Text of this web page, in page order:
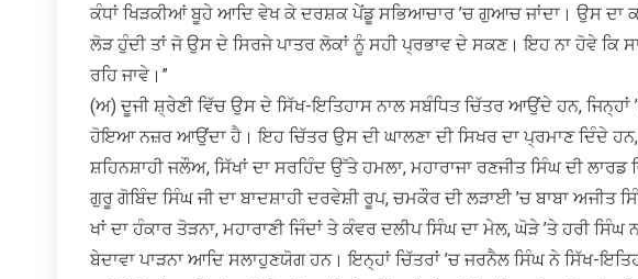
ਕੰਧਾਂ ਖਿੜਕੀਆਂ ਬੂਹੇ ਆਦਿ ਵੇਖ ਕੇ ਦਰਸ਼ਕ ਪੇਂਡੂ ਸਭਿਆਚਾਰ ’ਚ ਗੁਆਚ ਜਾਂਦਾ। ਉਸ ਦਾ
ਲੋੜ ਹੁੰਦੀ ਤਾਂ ਜੋ ਉਸ ਦੇ ਸਿਰਜੇ ਪਾਤਰ ਲੋਕਾਂ ਨੂੰ ਸਹੀ ਪ੍ਰਭਾਵ ਦੇ ਸਕਣ। ਇਹ ਨਾ ਹੋਵੇ ਕਿ
ਰਹਿ ਜਾਵੇ।”
(ਅ) ਦੂਜੀ ਸ਼੍ਰੇਣੀ ਵਿੱਚ ਉਸ ਦੇ ਸਿੱਖ-ਇਤਿਹਾਸ ਨਾਲ ਸਬੰਧਿਤ ਚਿੱਤਰ ਆਉਂਦੇ ਹਨ, ਜਿਨ੍ਹਾਂ
ਹੋਇਆ ਨਜ਼ਰ ਆਉਂਦਾ ਹੈ। ਇਹ ਚਿੱਤਰ ਉਸ ਦੀ ਘਾਲਣਾ ਦੀ ਸਿਖਰ ਦਾ ਪ੍ਰਮਾਣ ਦਿੰਦੇ ਹਨ,
ਸ਼ਹਿਨਸ਼ਾਹੀ ਜਲੌਅ, ਸਿੱਖਾਂ ਦਾ ਸਰਹਿੰਦ ਉੱਤੇ ਹਮਲਾ, ਮਹਾਰਾਜਾ ਰਣਜੀਤ ਸਿੰਘ ਦੀ ਲਾਰਡ
ਗੁਰੂ ਗੋਬਿੰਦ ਸਿੰਘ ਜੀ ਦਾ ਬਾਦਸ਼ਾਹੀ ਦਰਵੇਸ਼ੀ ਰੂਪ, ਚਮਕੌਰ ਦੀ ਲੜਾਈ ’ਚ ਬਾਬਾ ਅਜੀਤ
ਖਾਂ ਦਾ ਹੰਕਾਰ ਤੋੜਨਾ, ਮਹਾਰਾਣੀ ਜਿੰਦਾਂ ਤੇ ਕੰਵਰ ਦਲੀਪ ਸਿੰਘ ਦਾ ਮੇਲ, ਘੋੜੇ ’ਤੇ ਹਰੀ
ਬੇਦਾਵਾ ਪਾੜਨਾ ਆਦਿ ਸਲਾਹੁਣਯੋਗ ਹਨ। ਇਨ੍ਹਾਂ ਚਿੱਤਰਾਂ ’ਚ ਜਰਨੈਲ ਸਿੰਘ ਨੇ ਸਿੱਖ-